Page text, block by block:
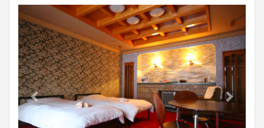
Previous